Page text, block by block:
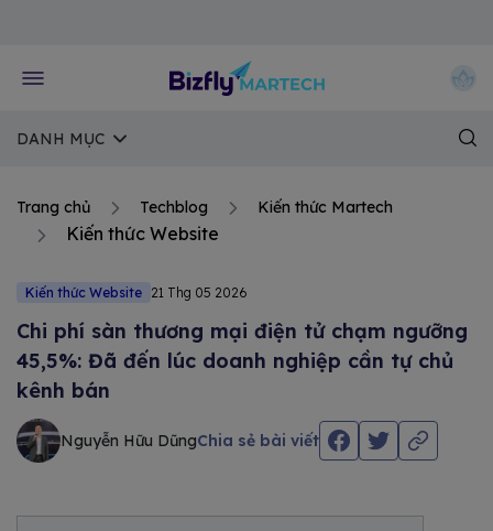
DANH MỤC
Trang chủ Techblog Kiến thức Martech
Kiến thức Website
Kiến thức Website 21 Thg 05 2026
Chi phí sàn thương mại điện tử chạm ngưỡng
45,5%: Đã đến lúc doanh nghiệp cần tự chủ
kênh bán
Nguyễn Hữu DũngChia sẻ bài viết